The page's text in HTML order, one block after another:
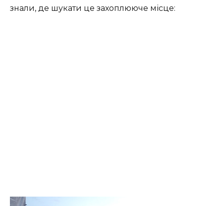
знали, де шукати це захоплююче місце: